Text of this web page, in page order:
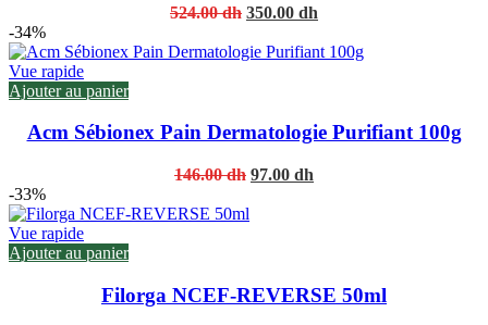
524.00dh Original
was:
350.00 dh
is:
-34%
Vue rapide
Ajouter au panier
Acm Sébionex Pain Dermatologie Purifiant 100g
146.00dh Original
97.00 dh
-33%
Vue rapide
Ajouter au panier
Filorga NCEF-REVERSE 50ml